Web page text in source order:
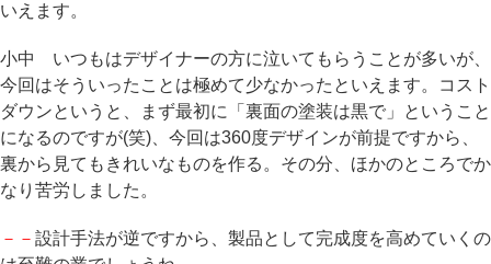
いえます。
小中 いつもはデザイナーの方に泣いてもらうことが多いが、
今回はそういったことは極めて少なかったといえます。コスト
ダウンというと、まず最初に「裏面の塗装は黒で」ということ
になるのですが(笑)、今回は360度デザインが前提ですから、
裏から見てもきれいなものを作る。その分、ほかのところでか
なり苦労しました。
－－ 設計手法が逆ですから、製品として完成度を高めていくの